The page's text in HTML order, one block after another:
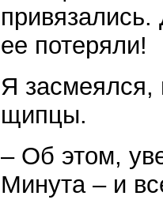
ее потеряли!
Я засмеялся,
щипцы.
– Об этом,
Минута – и